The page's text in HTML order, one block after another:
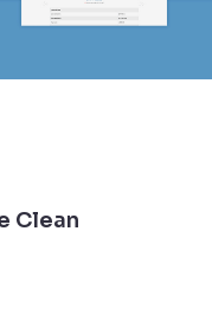
Clean